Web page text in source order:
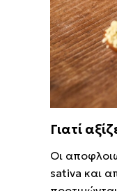
Γιατί
Οι
sativa και